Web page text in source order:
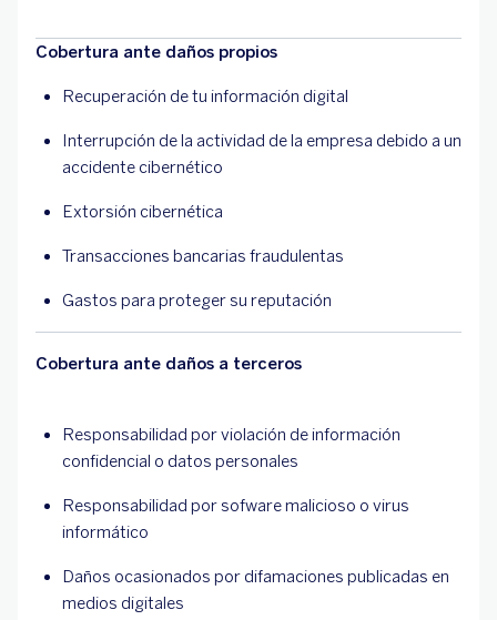
Cobertura ante daños propios
Recuperación de tu información digital
Interrupción de la actividad de la empresa debido a un
accidente cibernético
Extorsión cibernética
Transacciones bancarias fraudulentas
Gastos para proteger su reputación
Cobertura ante daños a terceros
Responsabilidad por violación de información
confidencial o datos personales
Responsabilidad por sofware malicioso o virus
informático
Daños ocasionados por difamaciones publicadas en
medios digitales